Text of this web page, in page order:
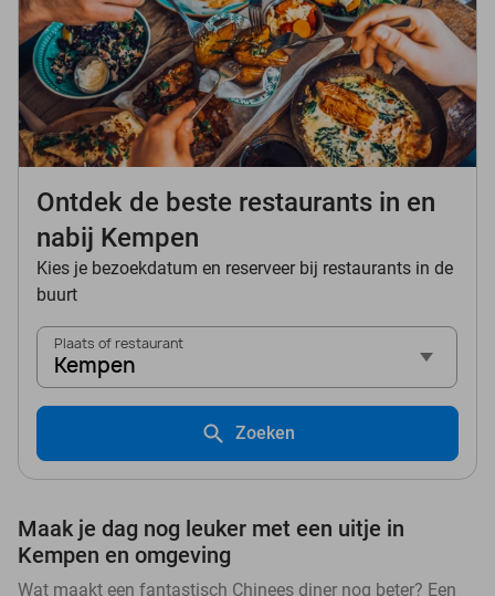
Ontdek de beste restaurants in en
nabij Kempen
Kies je bezoekdatum en reserveer bij restaurants in de
buurt
Plaats of restaurant
Kempen
Zoeken
Maak je dag nog leuker met een uitje in
Kempen en omgeving
Wat maakt een fantastisch Chinees diner nog beter? Een